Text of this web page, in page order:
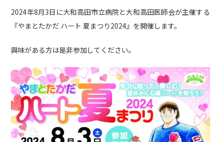
2024年8月3日に大和高田市立病院と大和高田医師会が主催する
『やまとたかだ ハート 夏まつり2024』を開催します。
興味がある方は是非参加してください。